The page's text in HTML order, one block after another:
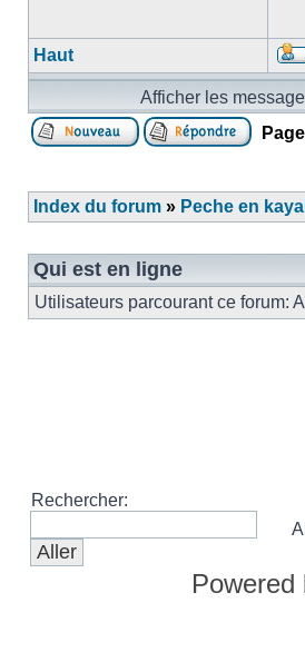
Haut
Afficher les
Page
Index du forum » Peche en
Qui est en ligne
Utilisateurs parcourant ce forum:
Rechercher:
Powered